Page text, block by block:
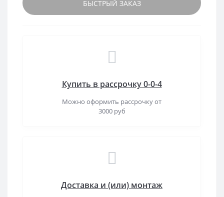
БЫСТРЫЙ ЗАКАЗ
Купить в рассрочку 0-0-4
Можно оформить рассрочку от
3000 руб
Доставка и (или) монтаж